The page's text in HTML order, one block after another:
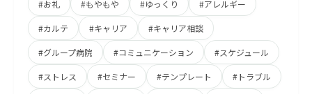
#お礼 #もやもや #ゆっくり #アレルギー
#カルテ #キャリア #キャリア相談
#グループ病院 #コミュニケーション #スケジュール
#ストレス #セミナー #テンプレート #トラブル